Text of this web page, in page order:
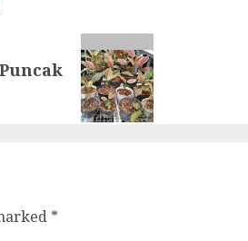
*